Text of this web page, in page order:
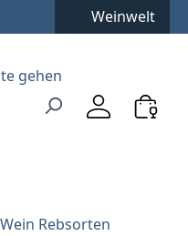
Weinwelt
Wein Rebsorten